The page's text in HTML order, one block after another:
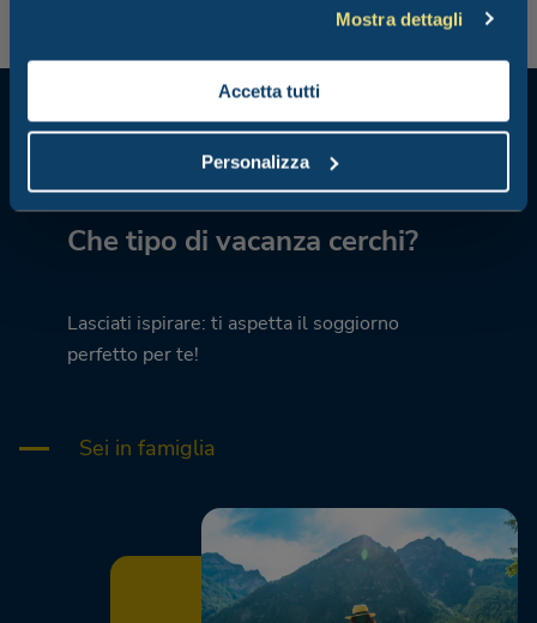
Mostra dettagli
Accetta tutti
Personalizza
Che tipo di vacanza cerchi?
Lasciati ispirare: ti aspetta il soggiorno
perfetto per te!
Sei in famiglia